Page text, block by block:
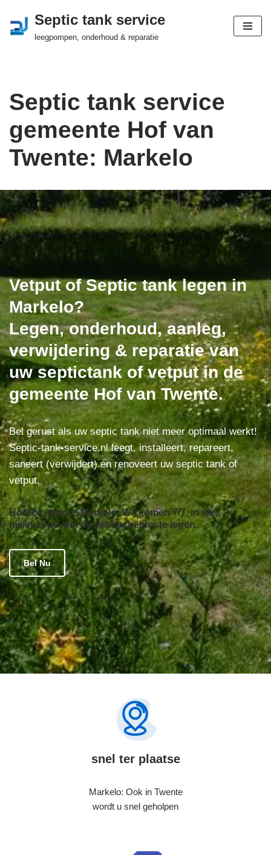
Ga
Septic tank service
leegpompen, onderhoud & reparatie
Septic tank service
gemeente Hof van
Twente: Markelo
Vetput of Septic tank legen in
Markelo?
Legen, onderhoud, aanleg,
verwijdering & reparatie van
uw septictank of vetput in de
gemeente Hof van Twente.
Bel gerust als uw septic tank niet meer optimaal werkt!
Septic-tank-service.nl leegt, installeert, repareert,
saneert (verwijdert) en renoveert uw septic tank of
vetput.
Horeca service Markelo: Wij komen 7/7, in elke
milieuzone, om de vetafscheider te legen.
Bel Nu
snel ter plaatse
Markelo: Ook in Twente
wordt u snel geholpen